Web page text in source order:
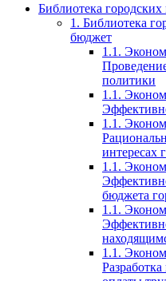
Библиотека
1. Библиотека
бюджет
1.1.
политики
1.1.
1.1.
интересах
1.1.
бюджета
1.1.
1.1.